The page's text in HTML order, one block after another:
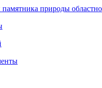
природы